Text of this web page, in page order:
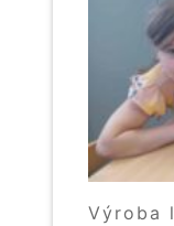
Výroba